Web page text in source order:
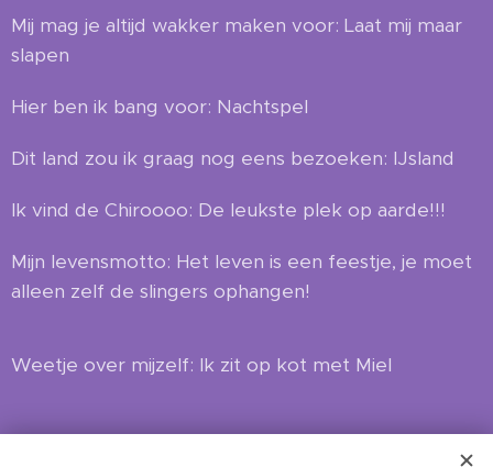
Mij mag je altijd wakker maken voor: Laat mij maar
slapen
Hier ben ik bang voor: Nachtspel
Dit land zou ik graag nog eens bezoeken: IJsland
Ik vind de Chiroooo: De leukste plek op aarde!!!
Mijn levensmotto: Het leven is een feestje, je moet
alleen zelf de slingers ophangen!
Weetje over mijzelf: Ik zit op kot met Miel